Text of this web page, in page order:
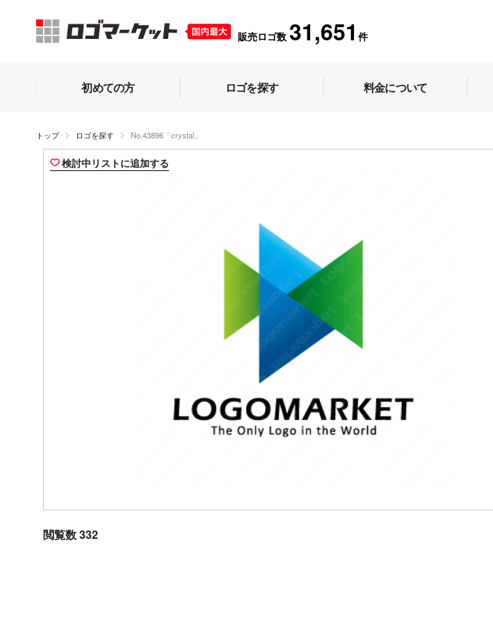
販売ロゴ数 31,651 件
初めての方 ロゴを探す 料金について
トップ ロゴを探す No.43896「crystal」
検討中リストに追加する
閲覧数 332